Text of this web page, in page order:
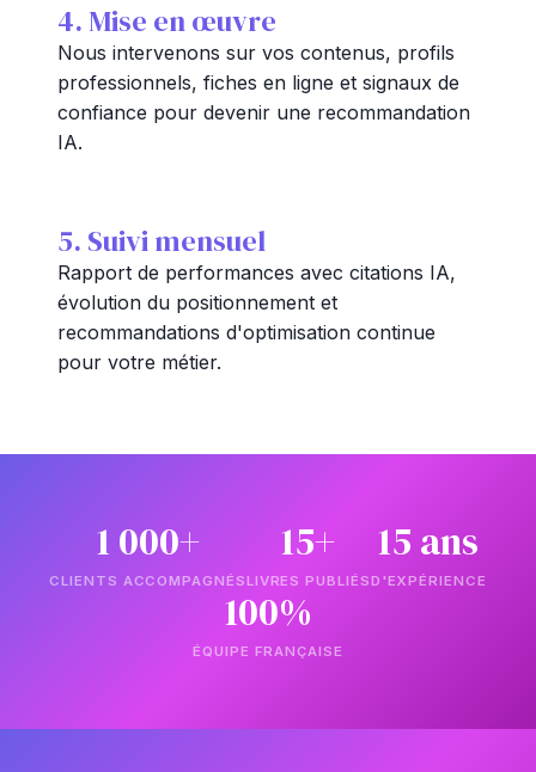
4. Mise en œuvre
Nous intervenons sur vos contenus, profils
professionnels, fiches en ligne et signaux de
confiance pour devenir une recommandation
IA.
5. Suivi mensuel
Rapport de performances avec citations IA,
évolution du positionnement et
recommandations d'optimisation continue
pour votre métier.
1 000+
CLIENTS ACCOMPAGNÉS
15+
LIVRES PUBLIÉS
15 ans
D'EXPÉRIENCE
100%
ÉQUIPE FRANÇAISE